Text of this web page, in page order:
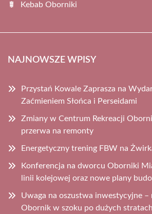
Kebab Oborniki
NAJNOWSZE WPISY
Przystań Kowale Zaprasza na
Zaćmieniem Słońca i Perseidami
Zmiany w Centrum Rekreacji
przerwa na remonty
Energetyczny trening FBW na
Konferencja na dworcu Oborniki
linii kolejowej oraz nowe plany
Uwaga na oszustwa inwestycyjne –
Obornik w szoku po dużych